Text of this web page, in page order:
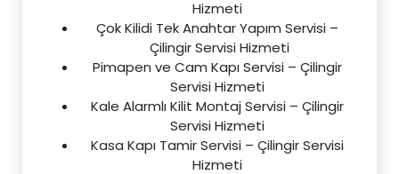
Hizmeti
Çok Kilidi Tek Anahtar Yapım Servisi –
Çilingir Servisi Hizmeti
Pimapen ve Cam Kapı Servisi – Çilingir
Servisi Hizmeti
Kale Alarmlı Kilit Montaj Servisi – Çilingir
Servisi Hizmeti
Kasa Kapı Tamir Servisi – Çilingir Servisi
Hizmeti